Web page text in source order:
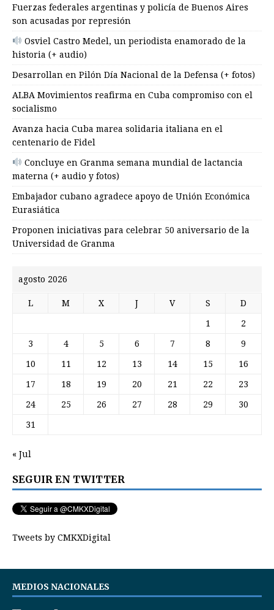
Fuerzas federales argentinas y policía de Buenos Aires
son acusadas por represión
Osviel Castro Medel, un periodista enamorado de la
historia (+ audio)
Desarrollan en Pilón Día Nacional de la Defensa (+ fotos)
ALBA Movimientos reafirma en Cuba compromiso con el
socialismo
Avanza hacia Cuba marea solidaria italiana en el
centenario de Fidel
Concluye en Granma semana mundial de lactancia
materna (+ audio y fotos)
Embajador cubano agradece apoyo de Unión Económica
Eurasiática
Proponen iniciativas para celebrar 50 aniversario de la
Universidad de Granma
agosto 2026
L M X J V S D
1 2
3 4 5 6 7 8 9
10 11 12 13 14 15 16
17 18 19 20 21 22 23
24 25 26 27 28 29 30
31
« Jul
SEGUIR EN TWITTER
Tweets by CMKXDigital
MEDIOS NACIONALES